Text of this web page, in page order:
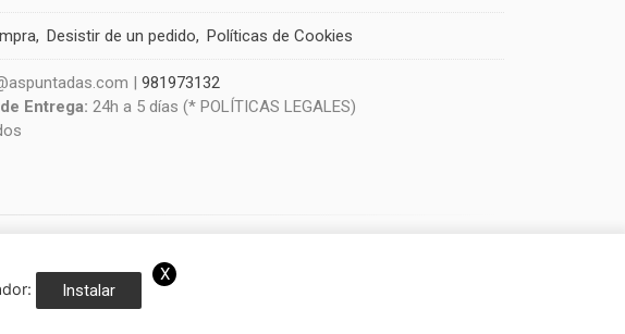
Desistir de un pedido Políticas de Cookies
|981973132
Entrega: 24h a 5 días (* POLÍTICAS LEGALES)
Instalar
X